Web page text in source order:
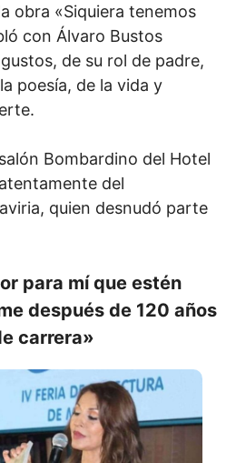
obra «Siquiera tenemos
con Álvaro Bustos
de su rol de padre,
poesía, de la vida y
Bombardino del Hotel
del
quien desnudó parte
para mí que estén
después de 120 años
carrera»